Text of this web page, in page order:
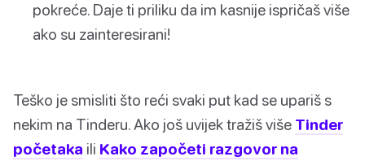
pokreće. Daje ti priliku da im kasnije ispričaš više
ako su zainteresirani!
Teško je smisliti što reći svaki put kad se upariš s
nekim na Tinderu. Ako još uvijek tražiš više Tinder
početaka ili Kako započeti razgovor na